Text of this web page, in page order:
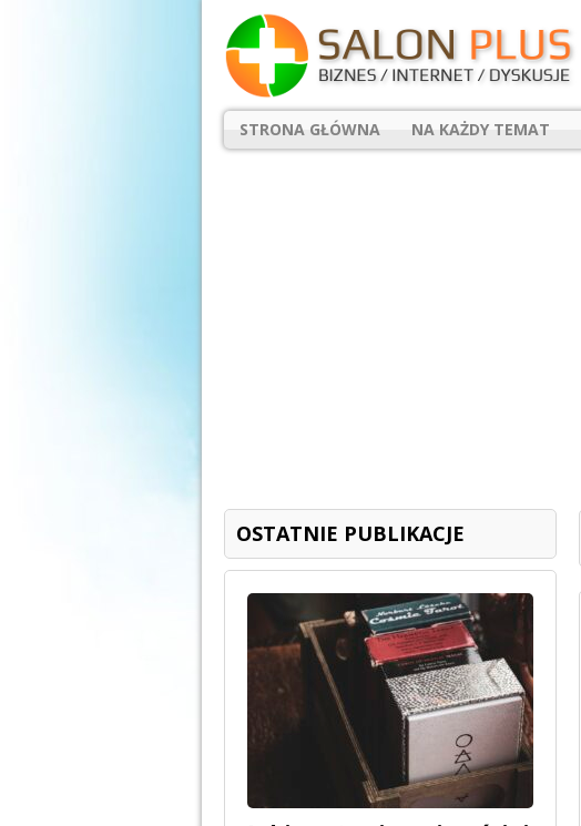
STRONA GŁÓWNA NA KAŻDY TEMAT
OSTATNIE PUBLIKACJE